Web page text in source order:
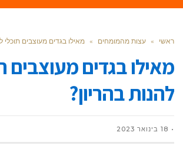
ראשי » עצות מהמומחים » מאילו בגדים מעוצבים תוכלי
מאילו בגדים מעוצבים
להנות בהריון?
18 בינואר 2023